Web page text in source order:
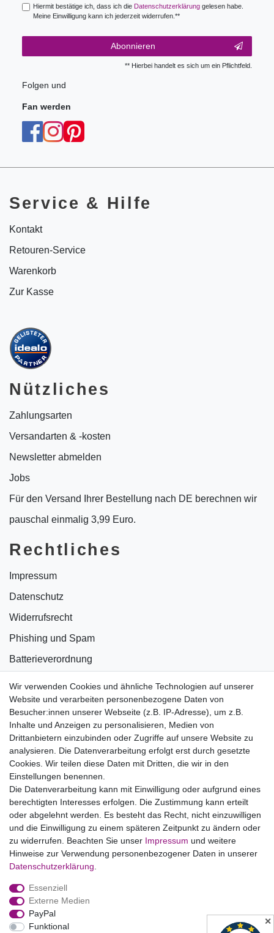
Wir verwenden Cookies und ähnliche Technologien auf unserer
Website und verarbeiten personenbezogene Daten von
Besucher:innen unserer Webseite (z.B. IP-Adresse), um z.B.
Inhalte und Anzeigen zu personalisieren, Medien von
Drittanbietern einzubinden oder Zugriffe auf unsere Website zu
analysieren. Die Datenverarbeitung erfolgt erst durch gesetzte
Cookies. Wir teilen diese Daten mit Dritten, die wir in den
Einstellungen benennen.
Die Datenverarbeitung kann mit Einwilligung oder aufgrund eines
berechtigten Interesses erfolgen. Die Zustimmung kann erteilt
oder abgelehnt werden. Es besteht das Recht, nicht einzuwilligen
und die Einwilligung zu einem späteren Zeitpunkt zu ändern oder
zu widerrufen. Beachten Sie unser Impressum und weitere
Hinweise zur Verwendung personenbezogener Daten in unserer
Daten­schutz­erklärung
Essenziell
Externe Medien
PayPal
Funktional
Hiermit bestätige ich, dass ich die Daten­schutz­erklärunggelesen habe.
Meine Einwilligung kann ich jederzeit widerrufen.**
Abonnieren
** Hierbei handelt es sich um ein Pflichtfeld.
Folgen und
Fan werden
Service & Hilfe
Kontakt
Retouren-Service
Warenkorb
Zur Kasse
Nützliches
Zahlungsarten
Versandarten & -kosten
Newsletter abmelden
Jobs
Für den Versand Ihrer Bestellung nach DE berechnen wir
pauschal einmalig 3,99 Euro.
Rechtliches
Impressum
Datenschutz
Widerrufsrecht
Phishing und Spam
Batterieverordnung
Bildnachweise
AGB
Vertrag widerrufen
B2BKunden
Zum Händlerbereich
PrivatKunden
Neukundenanmeldung
Mein Konto
Zahlung & Versand ✕